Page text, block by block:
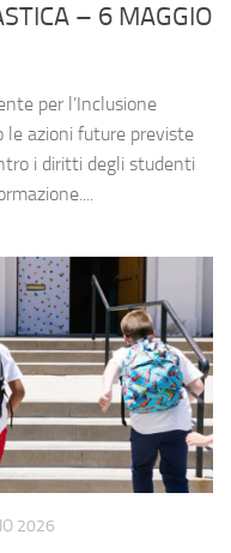
– 6 MAGGIO
per l’Inclusione
le azioni future previste
i diritti degli studenti
2026